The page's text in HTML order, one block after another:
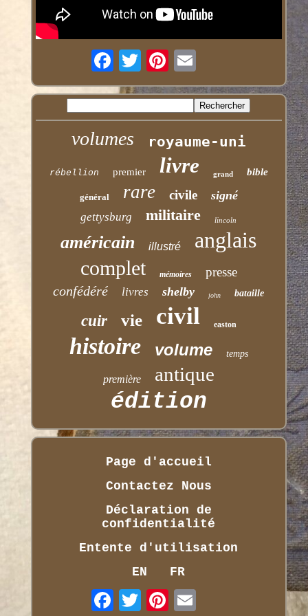
volumes royaume-uni
rébellion premier livre grand bible
général rare civile signé
gettysburg militaire lincoln
américain illustré anglais
complet mémoires presse
confédéré livres shelby john bataille
cuir vie civil easton
histoire volume temps
première antique
édition
Page d'accueil
Contactez Nous
Déclaration de
confidentialité
Entente d'utilisation
EN
FR